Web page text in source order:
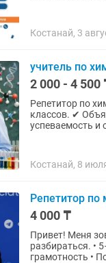
Костанай, 3
учитель по
2 000 - 4 500
Репетитор по химии | Стаж 3 года Предлагаю
классов. ✔ Объясняю сложные темы простым и понятным языком ✔ Помогаю повысить
успеваемость и
Костанай, 8
Репетитор по
4 000 ₸
Привет! Меня
разбираться. • 5–11 классы • Алгебра / Геометрия / Математика / Математическая
грамотность •